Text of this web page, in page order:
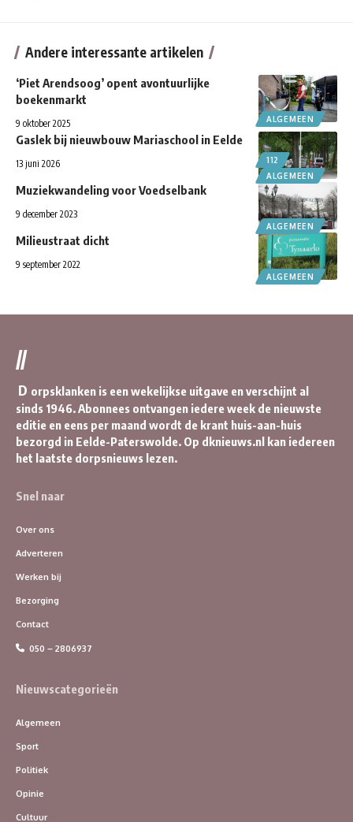
Andere interessante artikelen
ALGEMEEN
‘Piet Arendsoog’ opent avontuurlijke
boekenmarkt
9 oktober 2025
112
ALGEMEEN
Gaslek bij nieuwbouw Mariaschool in Eelde
13 juni 2026
ALGEMEEN
Muziekwandeling voor Voedselbank
9 december 2023
ALGEMEEN
Milieustraat dicht
9 september 2022
//
D orpsklanken is een wekelijkse uitgave en verschijnt al
sinds 1946. Abonnees ontvangen iedere week de nieuwste
editie en eens per maand wordt de krant huis-aan-huis
bezorgd in Eelde-Paterswolde. Op dknieuws.nl kan iedereen
het laatste dorpsnieuws lezen.
Snel naar
Over ons
Adverteren
Werken bij
Bezorging
Contact
050 – 2806937
Nieuwscategorieën
Algemeen
Sport
Politiek
Opinie
Cultuur